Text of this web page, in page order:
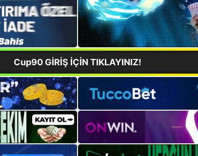
Cup90 GİRİŞ İÇİN TIKLAYINIZ!